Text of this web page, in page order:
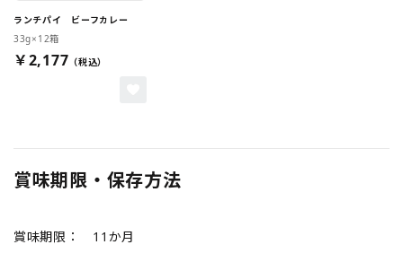
ランチパイ ビーフカレー
33g×12箱
￥2,177
賞味期限・保存方法
賞味期限： 11か月